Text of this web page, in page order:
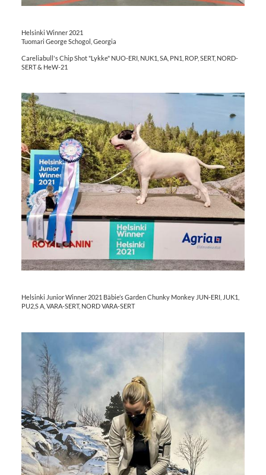
Helsinki Winner 2021
Tuomari George Schogol, Georgia
Careliabull's Chip Shot "Lykke" NUO-ERI, NUK1, SA, PN1, ROP, SERT, NORD-
SERT & HeW-21
Helsinki Junior Winner 2021 Bäbie’s Garden Chunky Monkey JUN-ERI, JUK1,
PU2,S A, VARA-SERT, NORD VARA-SERT